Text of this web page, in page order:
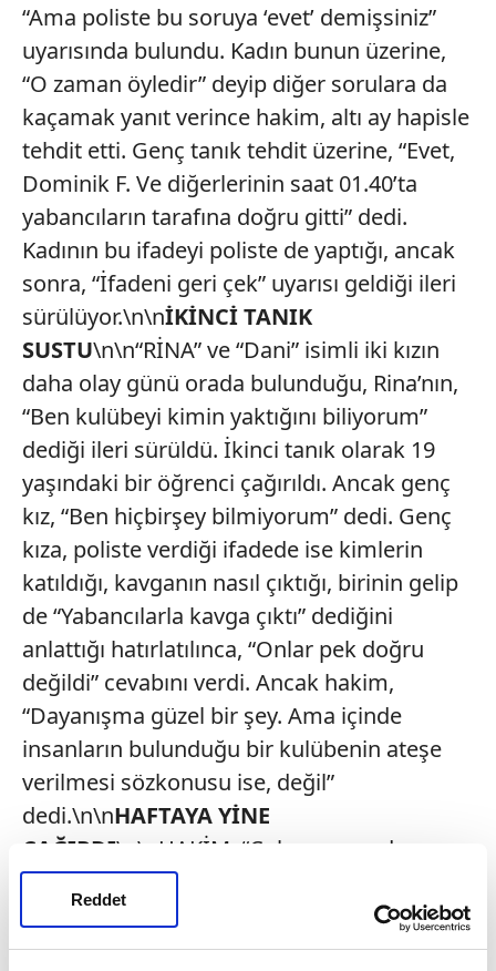
Reddet
“Ama poliste bu soruya ‘evet’ demişsiniz”
uyarısında bulundu. Kadın bunun üzerine,
“O zaman öyledir” deyip diğer sorulara da
kaçamak yanıt verince hakim, altı ay hapisle
tehdit etti. Genç tanık tehdit üzerine, “Evet,
Dominik F. Ve diğerlerinin saat 01.40’ta
yabancıların tarafına doğru gitti” dedi.
Kadının bu ifadeyi poliste de yaptığı, ancak
sonra, “İfadeni geri çek” uyarısı geldiği ileri
sürülüyor.\n\nİKİNCİ TANIK
SUSTU\n\n“RİNA” ve “Dani” isimli iki kızın
daha olay günü orada bulunduğu, Rina’nın,
“Ben kulübeyi kimin yaktığını biliyorum”
dediği ileri sürüldü. İkinci tanık olarak 19
yaşındaki bir öğrenci çağırıldı. Ancak genç
kız, “Ben hiçbirşey bilmiyorum” dedi. Genç
kıza, poliste verdiği ifadede ise kimlerin
katıldığı, kavganın nasıl çıktığı, birinin gelip
de “Yabancılarla kavga çıktı” dediğini
anlattığı hatırlatılınca, “Onlar pek doğru
değildi” cevabını verdi. Ancak hakim,
“Dayanışma güzel bir şey. Ama içinde
insanların bulunduğu bir kulübenin ateşe
verilmesi sözkonusu ise, değil”
dedi.\n\nHAFTAYA YİNE
ÇAĞIRDI\n\nHAKİM, “Çok şey yaşadım.
Ama bu çok saçma. Eğer bana böyle salak
salak tavırlarla gelmeye devam edersen,
yüzsüzlük yaparsan, yeminli ifade